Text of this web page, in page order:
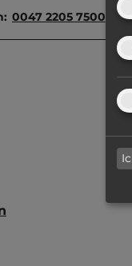
0047 2205 7500